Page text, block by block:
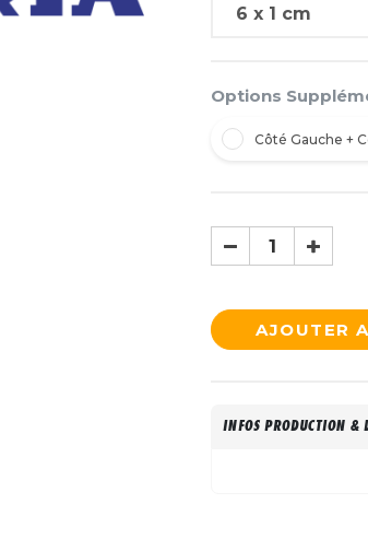
Options
Côté Gauche +
AJOUTER
INFOS PRODUCTION &